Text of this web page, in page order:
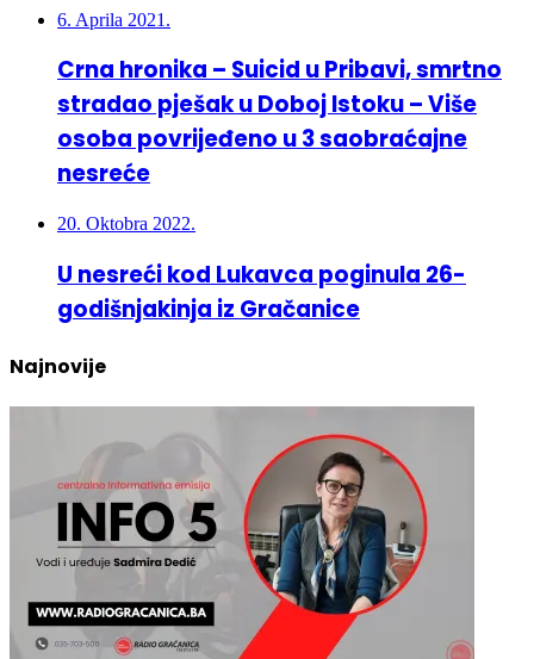
Crna hronika – Suicid u Pribavi, smrtno
stradao pješak u Doboj Istoku – Više
osoba povrijeđeno u 3 saobraćajne
nesreće
20. Oktobra 2022.
U nesreći kod Lukavca poginula 26-
godišnjakinja iz Gračanice
Najnovije